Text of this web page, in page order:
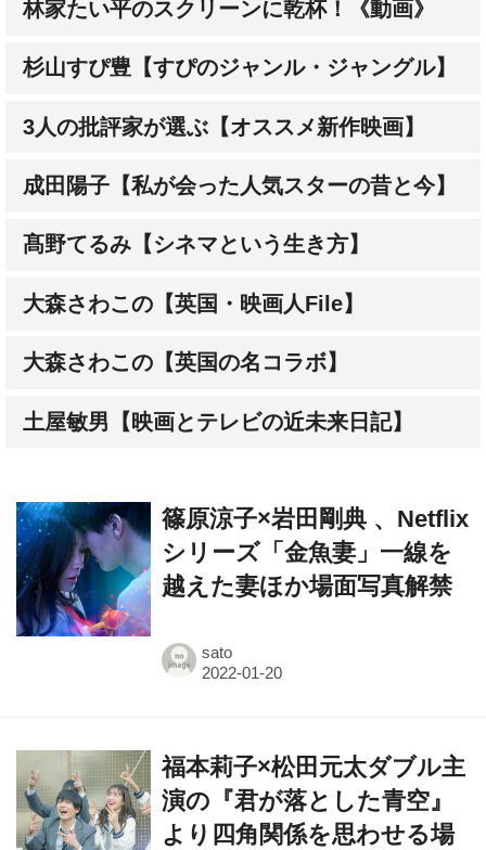
杉山すぴ豊【すぴのジャンル・ジャングル】
3人の批評家が選ぶ【オススメ新作映画】
成田陽子【私が会った人気スターの昔と今】
髙野てるみ【シネマという生き方】
大森さわこの【英国・映画人File】
大森さわこの【英国の名コラボ】
土屋敏男【映画とテレビの近未来日記】
シリーズ「金魚妻」一線を
越えた妻ほか場面写真解禁
sato
より四角関係を思わせる場
面写真解禁